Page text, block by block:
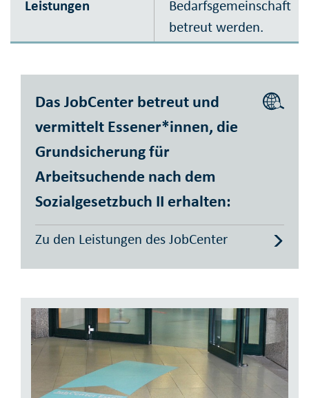
Leistungen
Bedarfsgemeinschaft
betreut werden.
Das JobCenter betreut und
vermittelt Essener*innen, die
Grundsicherung für
Arbeitsuchende nach dem
Sozialgesetzbuch II erhalten:
Zu den Leistungen des JobCenter